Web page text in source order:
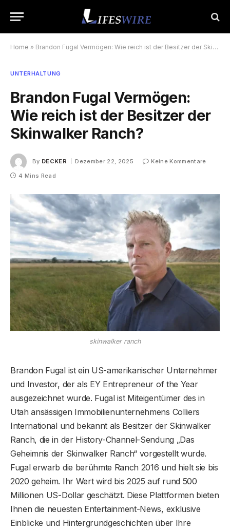
Home » Brandon Fugal Vermögen: Wie reich ist der Besitzer der Skinwalker Ranch?
UNTERHALTUNG
Brandon Fugal Vermögen:
Wie reich ist der Besitzer der
Skinwalker Ranch?
By DECKER Dezember 22, 2025
Keine Kommentare
4 Mins Read
skinwalker ranch
Brandon Fugal ist ein US-amerikanischer Unternehmer
und Investor, der als EY Entrepreneur of the Year
ausgezeichnet wurde. Fugal ist Miteigentümer des in
Utah ansässigen Immobilienunternehmens Colliers
International und bekannt als Besitzer der Skinwalker
Ranch, die in der History-Channel-Sendung „Das
Geheimnis der Skinwalker Ranch“ vorgestellt wurde.
Fugal erwarb die berühmte Ranch 2016 und hielt sie bis
2020 geheim. Ihr Wert wird bis 2025 auf rund 500
Millionen US-Dollar geschätzt. Diese Plattformen bieten
Ihnen die neuesten Entertainment-News, exklusive
Einblicke und Hintergrundgeschichten über Ihre